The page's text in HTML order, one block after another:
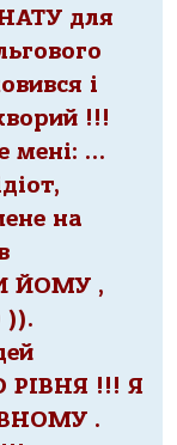
для
і
!!!
мені: …
на
ЙОМУ ,
РІВНЯ !!! Я
.